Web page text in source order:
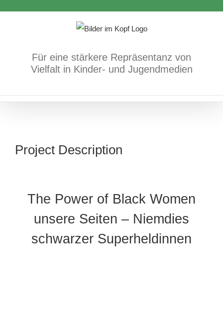
Für eine stärkere Repräsentanz von
Vielfalt in Kinder- und Jugendmedien
Project Description
The Power of Black Women
unsere Seiten – Niemdies
schwarzer Superheldinnen